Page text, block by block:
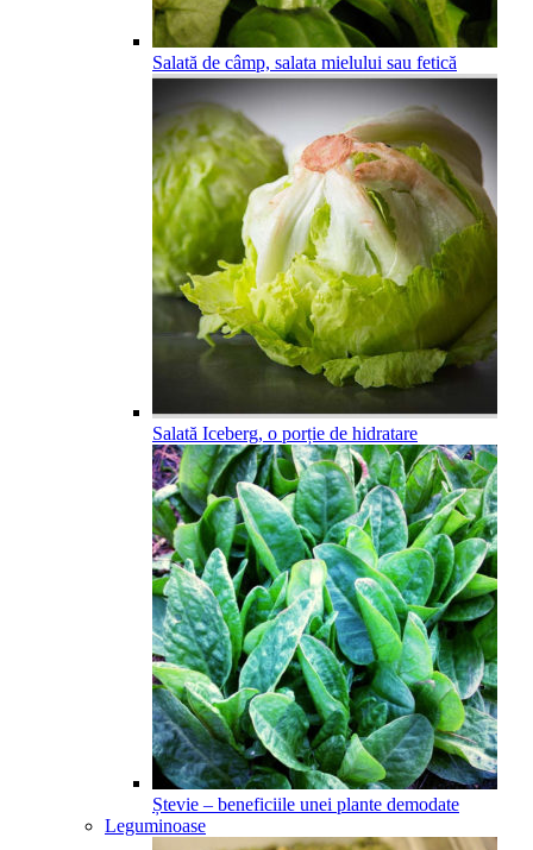
Salată de câmp, salata mielului sau fetică
Salată Iceberg, o porție de hidratare
Ștevie – beneficiile unei plante demodate
Leguminoase